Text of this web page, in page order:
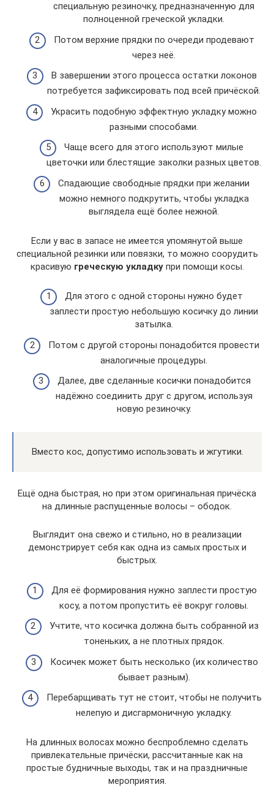
специальную резиночку, предназначенную для
полноценной греческой укладки.
Потом верхние прядки по очереди продевают
через неё.
В завершении этого процесса остатки локонов
потребуется зафиксировать под всей причёской.
Украсить подобную эффектную укладку можно
разными способами.
Чаще всего для этого используют милые
цветочки или блестящие заколки разных цветов.
Спадающие свободные прядки при желании
можно немного подкрутить, чтобы укладка
выглядела ещё более нежной.
Если у вас в запасе не имеется упомянутой выше
специальной резинки или повязки, то можно соорудить
красивую греческую укладкупри помощи косы.
Для этого с одной стороны нужно будет
заплести простую небольшую косичку до линии
затылка.
Потом с другой стороны понадобится провести
аналогичные процедуры.
Далее, две сделанные косички понадобится
надёжно соединить друг с другом, используя
новую резиночку.
Вместо кос, допустимо использовать и жгутики.
Ещё одна быстрая, но при этом оригинальная причёска
на длинные распущенные волосы – ободок.
Выглядит она свежо и стильно, но в реализации
демонстрирует себя как одна из самых простых и
быстрых.
Для её формирования нужно заплести простую
косу, а потом пропустить её вокруг головы.
Учтите, что косичка должна быть собранной из
тоненьких, а не плотных прядок.
Косичек может быть несколько (их количество
бывает разным).
Перебарщивать тут не стоит, чтобы не получить
нелепую и дисгармоничную укладку.
На длинных волосах можно беспроблемно сделать
привлекательные причёски, рассчитанные как на
простые будничные выходы, так и на праздничные
мероприятия.